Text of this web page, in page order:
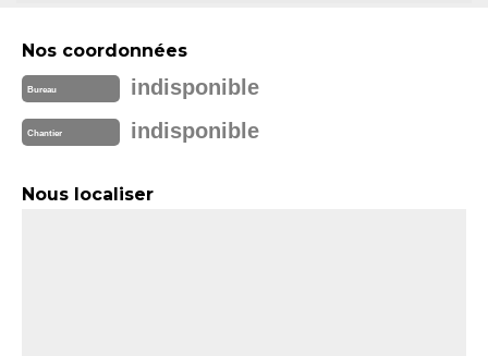
Nos coordonnées
Bureau indisponible
Chantier indisponible
Nous localiser